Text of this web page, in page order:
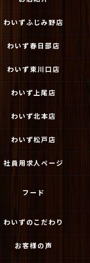
わいずふじみ野店
わいず春日部店
わいず東川口店
わいず上尾店
わいず北本店
わいず松戸店
社員用求人ページ
フード
わいずのこだわり
お客様の声